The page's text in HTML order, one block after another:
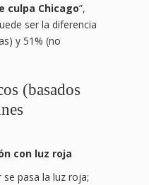
culpa Chicago”,
ser la diferencia
y 51% (no
(basados
con luz roja
pasa la luz roja;